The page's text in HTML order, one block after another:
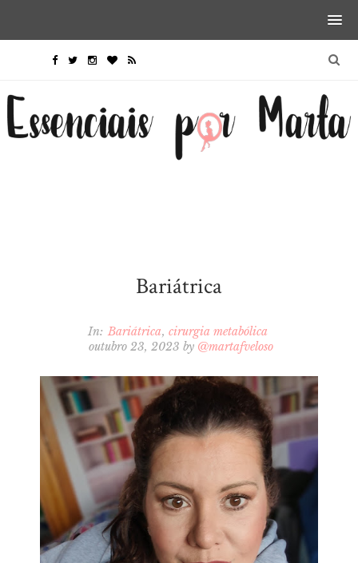
Bariátrica
In: Bariátrica cirurgia metabólica
outubro 23, 2023 by @martafveloso